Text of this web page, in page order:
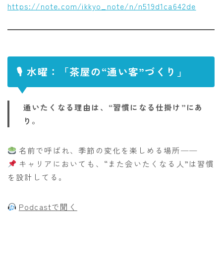
https://note.com/ikkyo_note/n/n519d1ca642de
🎙 水曜：「茶屋の“通い客”づくり」
通いたくなる理由は、“習慣になる仕掛け”にあ
り。
名前で呼ばれ、季節の変化を楽しめる場所──
キャリアにおいても、“また会いたくなる人”は習慣
を設計してる。
Podcastで聞く